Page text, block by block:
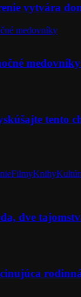
vytvára
tento
FilmyKnihy
dve